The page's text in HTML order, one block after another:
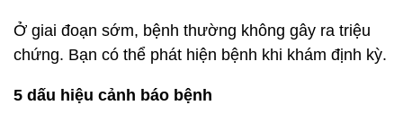
Ở giai đoạn sớm, bệnh thường không gây ra triệu
chứng. Bạn có thể phát hiện bệnh khi khám định kỳ.
5 dấu hiệu cảnh báo bệnh